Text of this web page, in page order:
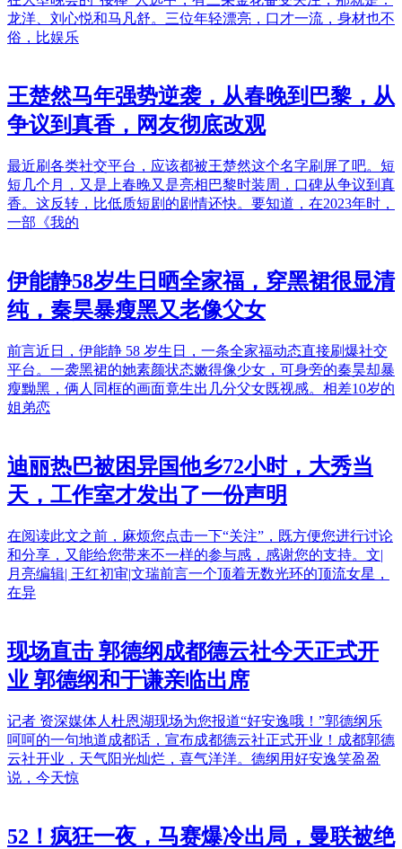
龙洋、刘心悦和马凡舒。三位年轻漂亮，口才一流，身材也不
俗，比娱乐
王楚然马年强势逆袭，从春晚到巴黎，从
争议到真香，网友彻底改观
最近刷各类社交平台，应该都被王楚然这个名字刷屏了吧。短
短几个月，又是上春晚又是亮相巴黎时装周，口碑从争议到真
香。这反转，比低质短剧的剧情还快。要知道，在2023年时，
一部《我的
伊能静58岁生日晒全家福，穿黑裙很显清
纯，秦昊暴瘦黑又老像父女
前言近日，伊能静 58 岁生日，一条全家福动态直接刷爆社交
平台。一袭黑裙的她素颜状态嫩得像少女，可身旁的秦昊却暴
瘦黝黑，俩人同框的画面竟生出几分父女既视感。相差10岁的
姐弟恋
迪丽热巴被困异国他乡72小时，大秀当
天，工作室才发出了一份声明
在阅读此文之前，麻烦您点击一下“关注”，既方便您进行讨论
和分享，又能给您带来不一样的参与感，感谢您的支持。文|
月亮编辑| 王红初审|文瑞前言一个顶着无数光环的顶流女星，
在异
现场直击 郭德纲成都德云社今天正式开
业 郭德纲和于谦亲临出席
记者 资深媒体人杜恩湖现场为您报道“好安逸哦！”郭德纲乐
呵呵的一句地道成都话，宣布成都德云社正式开业！成都郭德
云社开业，天气阳光灿烂，喜气洋洋。德纲用好安逸笑盈盈
说，今天惊
52！疯狂一夜，马赛爆冷出局，曼联被绝